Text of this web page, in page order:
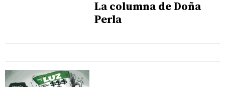
La columna de Doña
Perla